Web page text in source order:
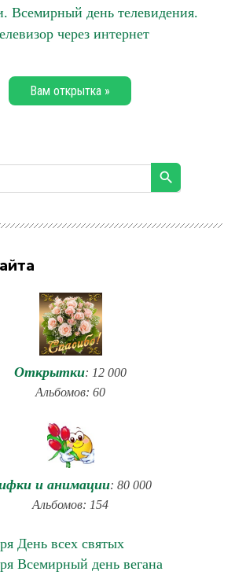
Всемирный день телевидения.
через интернет
Вам открытка »
Открытки: 12 000
Альбомов: 60
и анимации: 80 000
Альбомов: 154
День всех святых
Всемирный день вегана